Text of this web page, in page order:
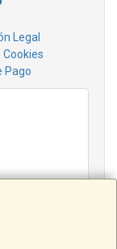
Legal
Cookies
Pago